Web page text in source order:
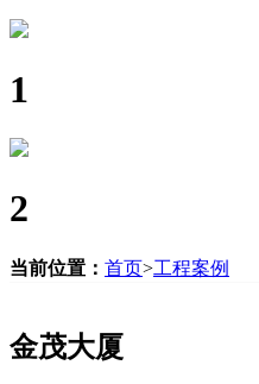
1
2
当前位置： 首页>工程案例
金茂大厦